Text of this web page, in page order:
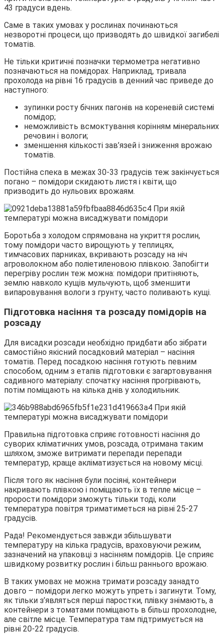
43 градуси вдень.
Саме в таких умовах у рослинах починаються
незворотні процеси, що призводять до швидкої загибелі
томатів.
Не тільки критичні позначки термометра негативно
позначаються на помідорах. Наприклад, тривала
прохолода на рівні 16 градусів в денний час приведе до
наступного:
зупинки росту бічних пагонів на кореневій системі
помідор;
неможливість всмоктування корінням мінеральних
речовин і вологи;
зменшення кількості зав’язей і зниження врожаю
томатів.
Постійна спека в межах 30-33 градусів теж закінчується
погано – помідори скидають листя і квіти, що
призводить до нульових врожаям.
Боротьба з холодом спрямована на укриття рослин,
тому помідори часто вирощують у теплицях,
тимчасових парниках, вкривають розсаду на ніч
агроволокном або поліетиленовою плівкою. Запобігти
перегріву рослин теж можна: помідори притіняють,
землю навколо кущів мульчують, щоб зменшити
випаровування вологи з грунту, часто поливають кущі.
Підготовка насіння та розсаду помідорів на
розсаду
Для висадки розсади необхідно придбати або зібрати
самостійно якісний посадковий матеріал – насіння
томатів. Перед посадкою насіння готують певним
способом, одним з етапів підготовки є загартовування
садивного матеріалу: спочатку насіння прогрівають,
потім поміщають на кілька днів у холодильник.
Правильна підготовка сприяє готовності насіння до
суворих кліматичних умов, розсада, отримана таким
шляхом, зможе витримати перепади перепади
температур, краще акліматизується на новому місці.
Після того як насіння були посіяні, контейнери
накривають плівкою і поміщають їх в тепле місце –
прорости помідори зможуть тільки тоді, коли
температура повітря триматиметься на рівні 25-27
градусів.
Рада! Рекомендується завжди збільшувати
температуру на кілька градусів, враховуючи режим,
зазначений на упаковці з насінням помідорів. Це сприяє
швидкому розвитку рослин і більш раннього врожаю.
В таких умовах не можна тримати розсаду занадто
довго – помідори легко можуть упреть і загинути. Тому,
як тільки з’являться перші паростки, плівку знімають, а
контейнери з томатами поміщають в більш прохолодне,
але світле місце. Температура там підтримується на
рівні 20-22 градусів.